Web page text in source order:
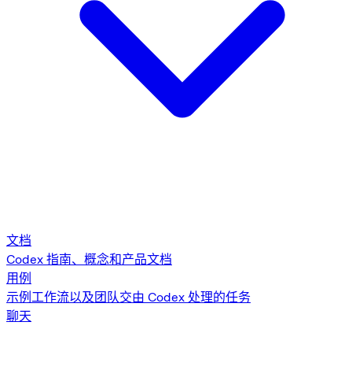
文档
Codex 指南、概念和产品文档
用例
示例工作流以及团队交由 Codex 处理的任务
聊天